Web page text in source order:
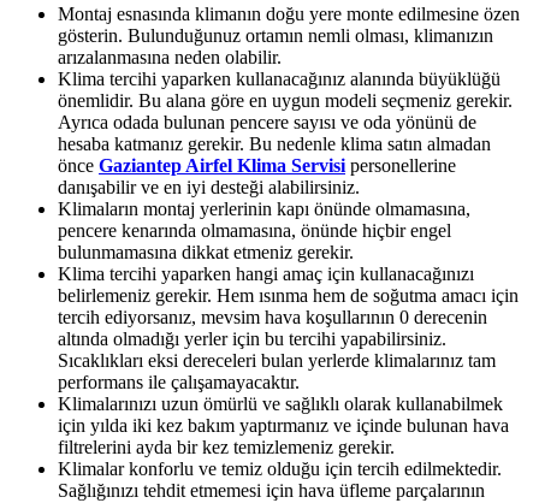
Montaj esnasında klimanın doğu yere monte edilmesine özen
gösterin. Bulunduğunuz ortamın nemli olması, klimanızın
arızalanmasına neden olabilir.
Klima tercihi yaparken kullanacağınız alanında büyüklüğü
önemlidir. Bu alana göre en uygun modeli seçmeniz gerekir.
Ayrıca odada bulunan pencere sayısı ve oda yönünü de
hesaba katmanız gerekir. Bu nedenle klima satın almadan
önce Gaziantep Airfel Klima Servisi personellerine
danışabilir ve en iyi desteği alabilirsiniz.
Klimaların montaj yerlerinin kapı önünde olmamasına,
pencere kenarında olmamasına, önünde hiçbir engel
bulunmamasına dikkat etmeniz gerekir.
Klima tercihi yaparken hangi amaç için kullanacağınızı
belirlemeniz gerekir. Hem ısınma hem de soğutma amacı için
tercih ediyorsanız, mevsim hava koşullarının 0 derecenin
altında olmadığı yerler için bu tercihi yapabilirsiniz.
Sıcaklıkları eksi dereceleri bulan yerlerde klimalarınız tam
performans ile çalışamayacaktır.
Klimalarınızı uzun ömürlü ve sağlıklı olarak kullanabilmek
için yılda iki kez bakım yaptırmanız ve içinde bulunan hava
filtrelerini ayda bir kez temizlemeniz gerekir.
Klimalar konforlu ve temiz olduğu için tercih edilmektedir.
Sağlığınızı tehdit etmemesi için hava üfleme parçalarının